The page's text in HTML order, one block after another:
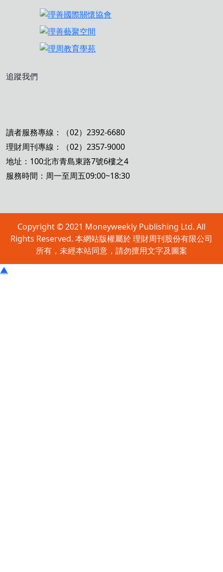
追蹤我們
讀者服務專線：（02）2392-6680
理財周刊專線：（02）2357-9000
地址：100北市青島東路7號6樓之4
服務時間：周一至周五09:00~18:30
Copyright © 2021 Moneyweekly Publishing Ltd. All
Rights Reserved. 本網站版權屬於 理財周刊股份有限公司
所有，未經本站同意，請勿擅用文字及圖案
▲